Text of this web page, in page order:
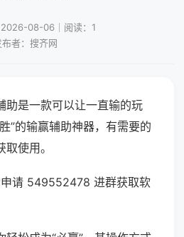
2026-08-06｜阅读：1
布者：搜齐网
助是一款可以让一直输的玩
”的输赢辅助神器，有需要的
使用。
请 549552478 进群获取软